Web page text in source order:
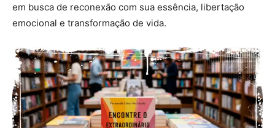
em busca de reconexão com sua essência, libertação
emocional e transformação de vida.